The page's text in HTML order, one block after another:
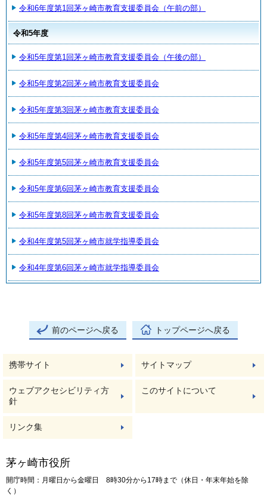
令和6年度第1回茅ヶ崎市教育支援委員会（午前の部）
令和5年度
令和5年度第1回茅ヶ崎市教育支援委員会（午後の部）
令和5年度第2回茅ヶ崎市教育支援委員会
令和5年度第3回茅ヶ崎市教育支援委員会
令和5年度第4回茅ヶ崎市教育支援委員会
令和5年度第5回茅ヶ崎市教育支援委員会
令和5年度第6回茅ヶ崎市教育支援委員会
令和5年度第8回茅ヶ崎市教育支援委員会
令和4年度第5回茅ヶ崎市就学指導委員会
令和4年度第6回茅ヶ崎市就学指導委員会
前のページへ戻る トップページへ戻る
携帯サイト サイトマップ
ウェブアクセシビリティ方
針
このサイトについて
リンク集
茅ヶ崎市役所
開庁時間：月曜日から金曜日 8時30分から17時まで（休日・年末年始を除
く）